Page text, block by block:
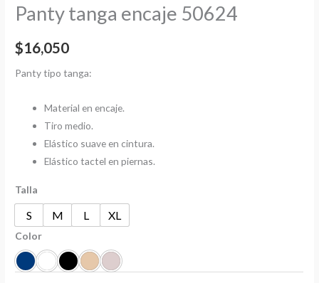
Panty tanga encaje 50624
$16,050
Panty tipo tanga:
Material en encaje.
Tiro medio.
Elástico suave en cintura.
Elástico tactel en piernas.
Talla
S M L XL
Color